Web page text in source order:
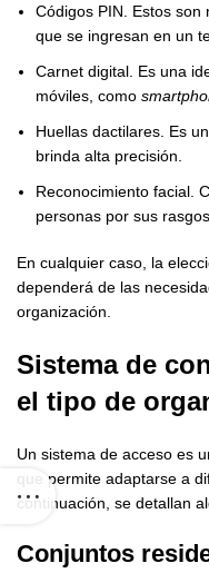
Códigos PIN. Estos
que se ingresan en un
Carnet digital. Es una
móviles, como
Huellas dactilares. Es
brinda alta precisión.
Reconocimiento facial.
personas por sus
En cualquier caso, la
dependerá de las
organización.
Sistema de
el tipo de
Un sistema de acceso es
que permite adaptarse a
continuación, se detallan
Conjuntos